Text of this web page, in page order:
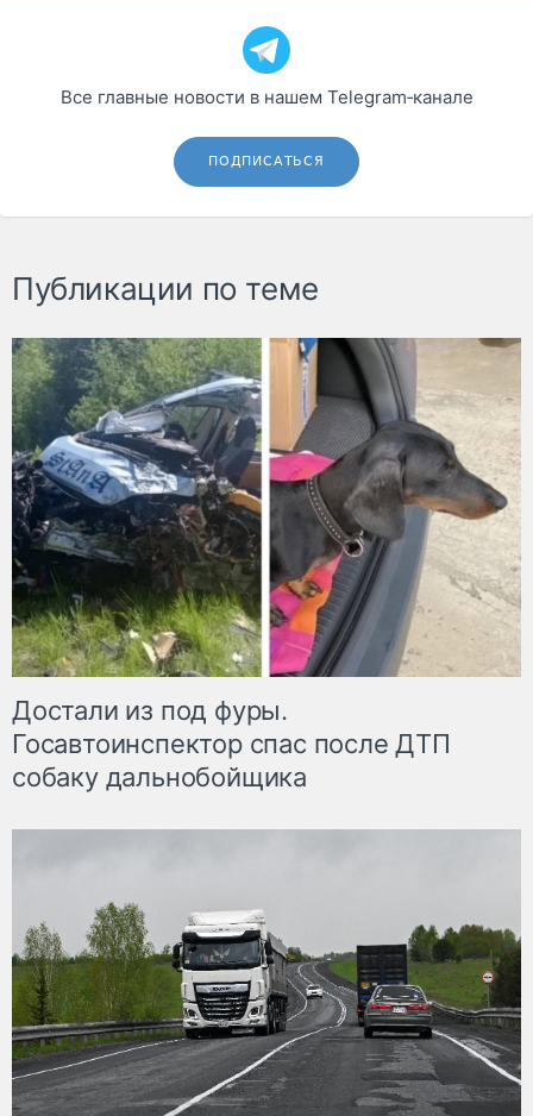
Все главные новости в нашем Telegram‑канале
ПОДПИСАТЬСЯ
Публикации по теме
Достали из под фуры.
Госавтоинспектор спас после ДТП
собаку дальнобойщика